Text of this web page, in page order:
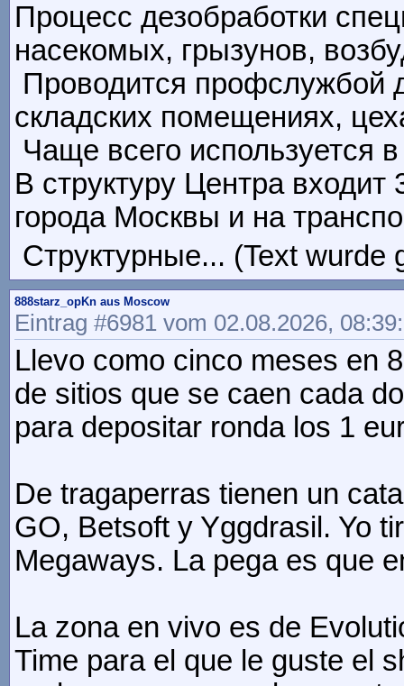
Процесс дезобработки
насекомых, грызунов,
Проводится профслужбой
складских помещениях,
Чаще всего используется
В структуру Центра
города Москвы и на
Структурные... (Text
888starz_opKn aus Moscow
Eintrag #6981 vom 02.08.2026,
Llevo como cinco meses en
de sitios que se caen cada
para depositar ronda los 1
De tragaperras tienen un
GO, Betsoft y Yggdrasil. Yo
Megaways. La pega es que
La zona en vivo es de
Time para el que le guste el